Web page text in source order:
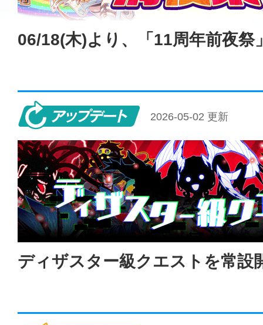
06/18(木)より、「11周年前夜祭
アップデート
2026-05-02 更新
ディザスター級クエストを常設